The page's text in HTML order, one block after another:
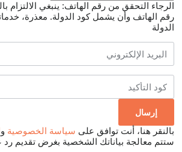
الرجاء التحقق من رقم الهاتف: ينبغي الالتزام
رقم الهاتف وأن يشمل كود الدولة. معذرة،
الدولة
بالنقر هنا، أنت توافق على سياسة الخصوصية و
ستتم معالجة بياناتك الشخصية بغرض تقديم